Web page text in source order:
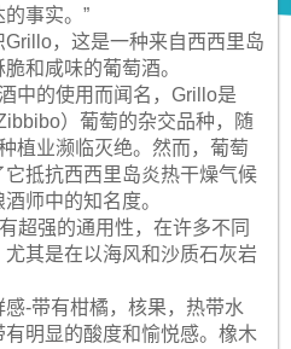
事实。”
，这是一种来自西西里岛
和咸味的葡萄酒。
中的使用而闻名，Grillo是
）葡萄的杂交品种，随
植业濒临灭绝。然而，葡萄
抵抗西西里岛炎热干燥气候
师中的知名度。
超强的通用性，在许多不同
其是在以海风和沙质石灰岩
-带有柑橘，核果，热带水
明显的酸度和愉悦感。橡木